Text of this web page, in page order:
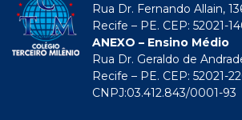
Rua Dr. Fernando Allain,
Recife – PE. CEP: 52021-
ANEXO – Ensino Médio
Rua Dr. Geraldo de
Recife – PE. CEP: 52021-
CNPJ:03.412.843/0001-93